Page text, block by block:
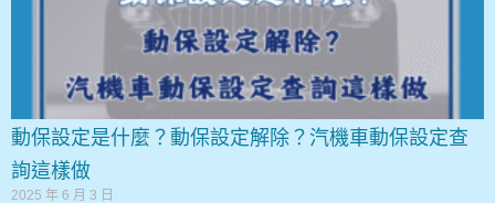
動保設定是什麼？動保設定解除？汽機車動保設定查
詢這樣做
2025 年 6 月 3 日